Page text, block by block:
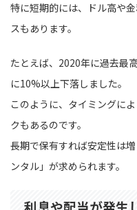
特に短期的には、ドル高や
スもあります。
たとえば、2020年に過去最
に10%以上下落しました。
このように、タイミングに
クもあるのです。
長期で保有すれば安定性は
ンタル」が求められます。